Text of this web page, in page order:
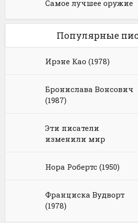
Самое лучшее оружие
Популярные
Ирэне Као (1978)
Бронислава Вонсович
(1987)
Эти писатели
изменили мир
Нора Робертс (1950)
Франциска Вудворт
(1978)